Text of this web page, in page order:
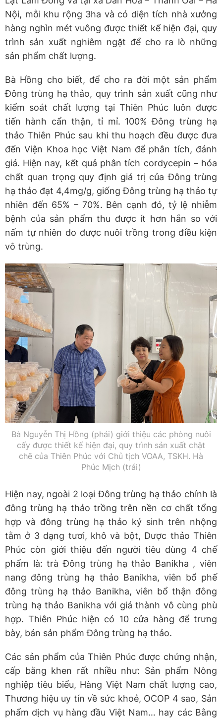
Nội, mỗi khu rộng 3ha và có diện tích nhà xưởng
hàng nghìn mét vuông được thiết kế hiện đại, quy
trình sản xuất nghiêm ngặt để cho ra lò những
sản phẩm chất lượng.
Bà Hồng cho biết, để cho ra đời một sản phẩm
Đông trùng hạ thảo, quy trình sản xuất cũng như
kiểm soát chất lượng tại Thiên Phúc luôn được
tiến hành cẩn thận, tỉ mỉ. 100% Đông trùng hạ
thảo Thiên Phúc sau khi thu hoạch đều được đưa
đến Viện Khoa học Việt Nam để phân tích, đánh
giá. Hiện nay, kết quả phân tích cordycepin – hóa
chất quan trọng quy định giá trị của Đông trùng
hạ thảo đạt 4,4mg/g, giống Đông trùng hạ thảo tự
nhiên đến 65% – 70%. Bên cạnh đó, tỷ lệ nhiễm
bệnh của sản phẩm thu được ít hơn hẳn so với
nấm tự nhiên do được nuôi trồng trong điều kiện
vô trùng.
Bà Nguyễn Thị Hồng (phải) giới thiệu các phòng nuôi
cấy được thiết kế hiện đại, quy trình sản xuất chặt
chẽ của Thiên Phúc với Chủ tịch VOAA, TSKH. Hà
Phúc Mịch (trái)
Hiện nay, ngoài 2 loại Đông trùng hạ thảo chính là
đông trùng hạ thảo trồng trên nền cơ chất tổng
hợp và đông trùng hạ thảo ký sinh trên nhộng
tằm ở 3 dạng tươi, khô và bột, Dược thảo Thiên
Phúc còn giới thiệu đến người tiêu dùng 4 chế
phẩm là: trà Đông trùng hạ thảo Banikha , viên
nang đông trùng hạ thảo Banikha, viên bổ phế
đông trùng hạ thảo Banikha, viên bổ thận đông
trùng hạ thảo Banikha với giá thành vô cùng phù
hợp. Thiên Phúc hiện có 10 cửa hàng để trưng
bày, bán sản phẩm Đông trùng hạ thảo.
Các sản phẩm của Thiên Phúc được chứng nhận,
cấp bằng khen rất nhiều như: Sản phẩm Nông
nghiệp tiêu biểu, Hàng Việt Nam chất lượng cao,
Thương hiệu uy tín về sức khoẻ, OCOP 4 sao, Sản
phẩm dịch vụ hàng đầu Việt Nam… hay các Bằng